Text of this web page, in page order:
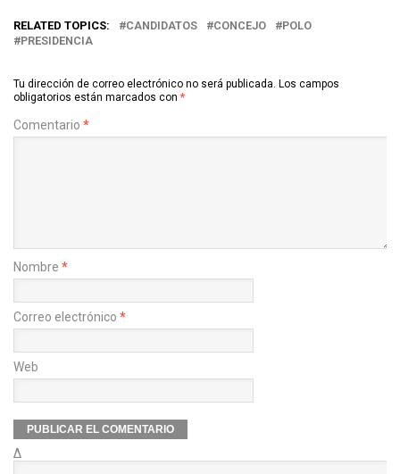
RELATED TOPICS: CANDIDATOS CONCEJO
POLO
PRESIDENCIA
Tu dirección de correo electrónico no será publicada. Los campos
obligatorios están marcados con *
Comentario *
Nombre *
Correo electrónico *
Web
Δ